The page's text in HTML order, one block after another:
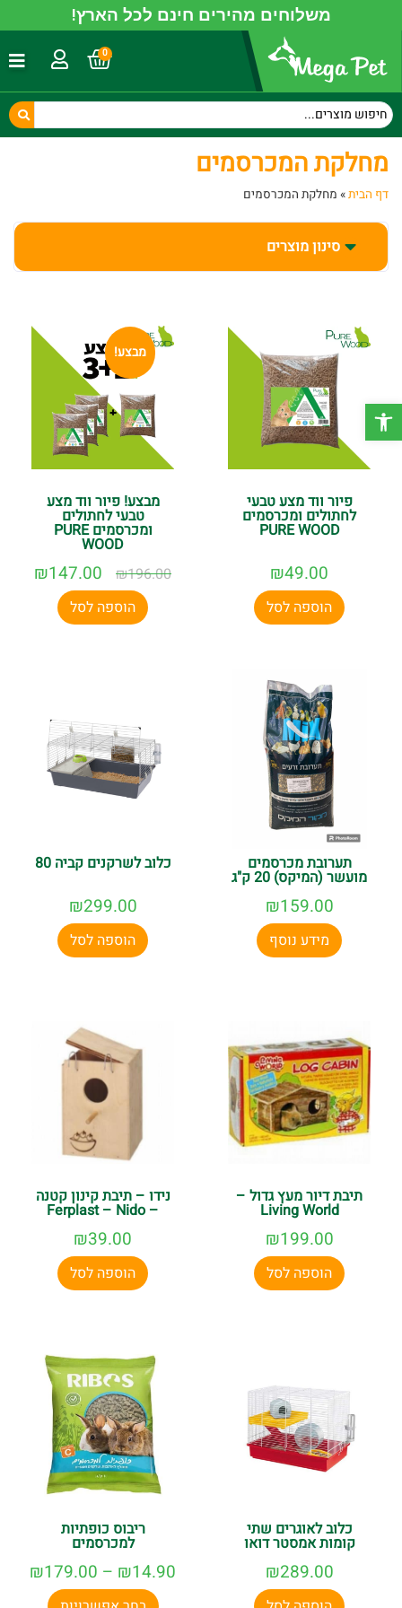
פתח סרגל נגישות
משלוחים מהירים חינם לכל הארץ!
0
מחלקת המכרסמים
דף הבית» מחלקת המכרסמים
סינון מוצרים
פיור ווד מצע טבעי
לחתולים ומכרסמים
PURE WOOD
₪49.00
הוספה לסל
מבצע!
מבצע! פיור ווד מצע
טבעי לחתולים
ומכרסמים PURE
WOOD
₪196.00
₪147.00
הוספה לסל
תערובת מכרסמים
מועשר (המיקס) 20 ק"ג
₪159.00
מידע נוסף
כלוב לשרקנים קביה 80
₪299.00
הוספה לסל
תיבת דיור מעץ גדול –
Living World
₪199.00
הוספה לסל
נידו – תיבת קינון קטנה
– Ferplast – Nido
₪39.00
הוספה לסל
כלוב לאוגרים שתי
קומות אמסטר דואו
₪289.00
ריבוס כופתיות
למכרסמים
₪14.90
–
₪179.00